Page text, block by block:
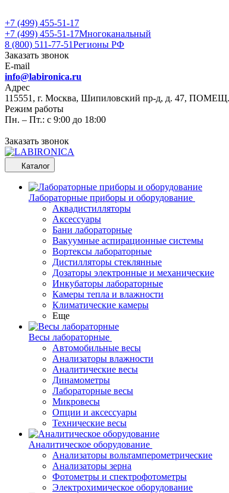
+7 (499) 455-51-17
+7 (499) 455-51-17Многоканальный
8 (800) 511-77-51Регионы РФ
Заказать звонок
E-mail
info@labironica.ru
Адрес
115551, г. Москва, Шипиловский пр-д, д. 47,
Режим работы
Пн. – Пт.: с 9:00 до 18:00
Заказать звонок
Каталог
Лабораторные приборы и оборудование
Аквадистилляторы
Аксессуары
Бани лабораторные
Вакуумные аспирационные системы
Вортексы лабораторные
Дистилляторы стеклянные
Дозаторы электронные и механические
Инкубаторы лабораторные
Камеры тепла и влажности
Климатические камеры
Еще
Весы лабораторные
Автомобильные весы
Анализаторы влажности
Аналитические весы
Динамометры
Лабораторные весы
Микровесы
Опции и аксессуары
Технические весы
Аналитическое оборудование
Анализаторы вольтамперометрические
Анализаторы зерна
Фотометры и спектрофотометры
Электрохимическое оборудование